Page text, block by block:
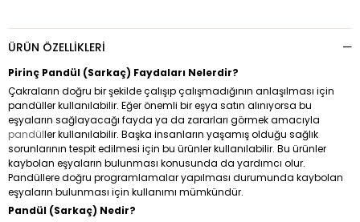
ÜRÜN ÖZELLIKLERI
Pirinç Pandül (Sarkaç) Faydaları Nelerdir?
Çakraların doğru bir şekilde çalışıp çalışmadığının anlaşılması için
pandüller kullanılabilir. Eğer önemli bir eşya satın alınıyorsa bu
eşyaların sağlayacağı fayda ya da zararları görmek amacıyla
pandüller kullanılabilir. Başka insanların yaşamış olduğu sağlık
sorunlarının tespit edilmesi için bu ürünler kullanılabilir. Bu ürünler
kaybolan eşyaların bulunması konusunda da yardımcı olur.
Pandüllere doğru programlamalar yapılması durumunda kaybolan
eşyaların bulunması için kullanımı mümkündür.
Pandül (Sarkaç) Nedir?